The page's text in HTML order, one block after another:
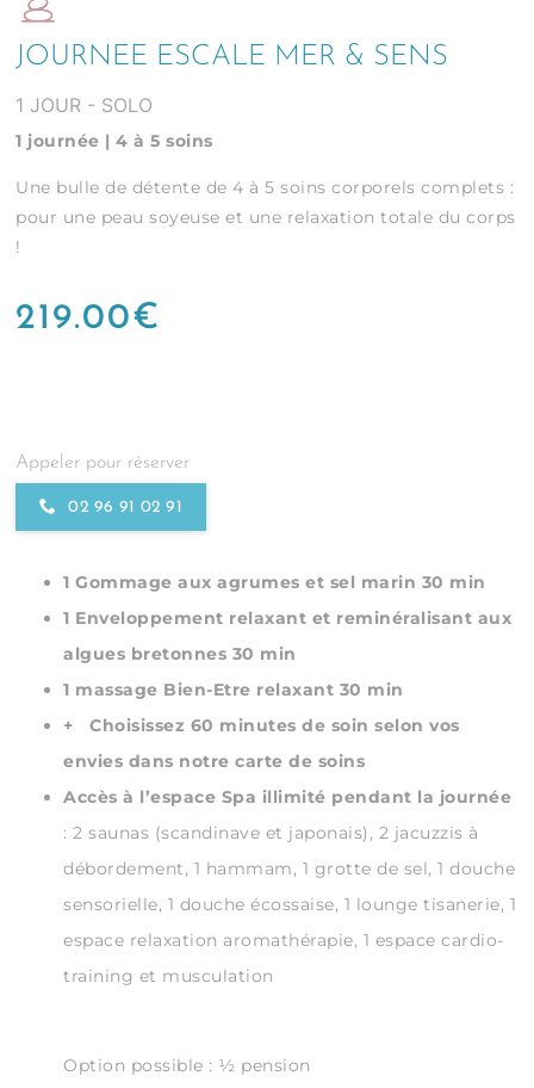
JOURNEE ESCALE MER & SENS
1 JOUR - SOLO
1 journée | 4 à 5 soins
Une bulle de détente de 4 à 5 soins corporels complets :
pour une peau soyeuse et une relaxation totale du corps
!
219.00€
Appeler pour réserver
02 96 91 02 91
1 Gommage aux agrumes et sel marin 30 min
1 Enveloppement relaxant et reminéralisant aux
algues bretonnes 30 min
1 massage Bien-Etre relaxant 30 min
+ Choisissez 60 minutes de soin selon vos
envies dans notre carte de soins
Accès à l’espace Spa illimité pendant la journée
: 2 saunas (scandinave et japonais), 2 jacuzzis à
débordement, 1 hammam, 1 grotte de sel, 1 douche
sensorielle, 1 douche écossaise, 1 lounge tisanerie, 1
espace relaxation aromathérapie, 1 espace cardio-
training et musculation
Option possible : ½ pension